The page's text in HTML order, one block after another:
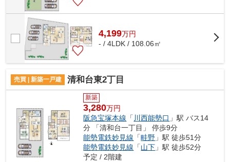
4,199万円
- / 4LDK / 108.06㎡
売買 | 新築一戸建 清和台東2丁目
新築
3,280万円
阪急宝塚本線 「 川西能勢口 」駅 バス14
分 「清和台一丁目」 停歩9分
能勢電鉄妙見線 「畦野 」駅 徒歩51分
能勢電鉄妙見線 「山下 」駅 徒歩52分
予定 / 2階建